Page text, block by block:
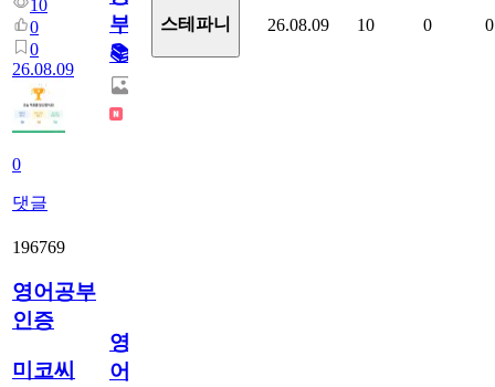
10
0
0
26.08.09
0
댓글
부!
📚
스테파니 26.08.09 10 0 0
196769
영어공부
인증
미코씨
영
어